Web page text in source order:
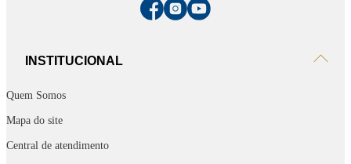
INSTITUCIONAL
Quem Somos
Mapa do site
Central de atendimento